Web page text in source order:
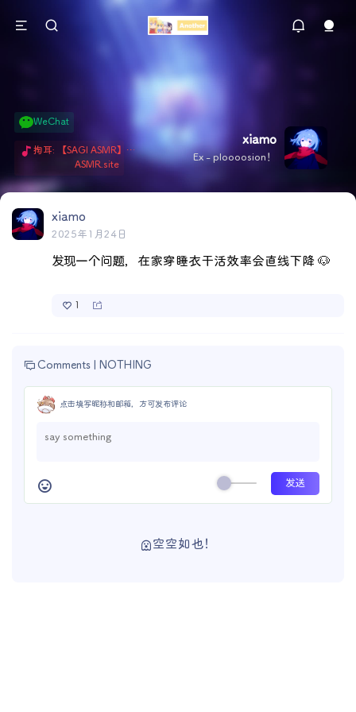
xiamo
Ex - ploooosion！
WeChat
掏耳: 【SAGI ASMR】今天就由阿米娅给博士掏耳吧「耳勺x鹅毛棒x吹气」 Hi-Res无损助眠 + 单刷: ASMR 精选4.0｜ 陪伴天花板 ✦扶扶の温柔哄睡 ✦ 顶级道具和语气词的交融 ✦ 扶桑大红花、
ASMR.site
xiamo
2025年1月24日
发现一个问题，在家穿睡衣干活效率会直线下降 🐶
1
Comments | NOTHING
点击填写昵称和邮箱，方可发布评论
空空如也！